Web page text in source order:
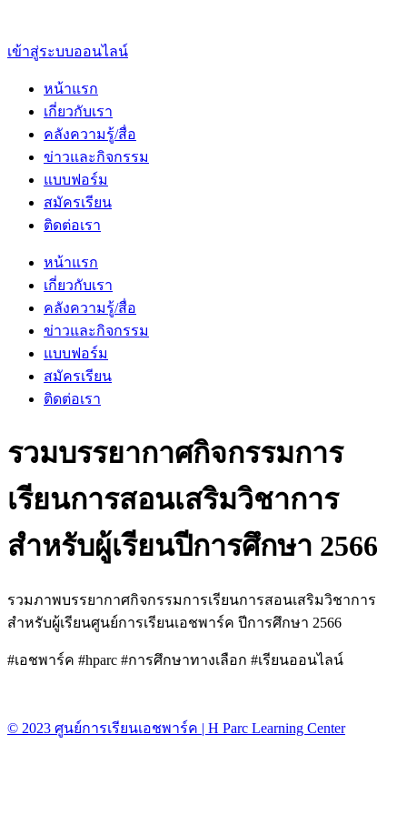
เข้าสู่ระบบออนไลน์
หน้าแรก
เกี่ยวกับเรา
คลังความรู้/สื่อ
ข่าวและกิจกรรม
แบบฟอร์ม
สมัครเรียน
ติดต่อเรา
หน้าแรก
เกี่ยวกับเรา
คลังความรู้/สื่อ
ข่าวและกิจกรรม
แบบฟอร์ม
สมัครเรียน
ติดต่อเรา
รวมบรรยากาศกิจกรรมการ
เรียนการสอนเสริมวิชาการ
สำหรับผู้เรียนปีการศึกษา 2566
รวมภาพบรรยากาศกิจกรรมการเรียนการสอนเสริมวิชาการ
สำหรับผู้เรียนศูนย์การเรียนเอชพาร์ค ปีการศึกษา 2566
#เอชพาร์ค #hparc #การศึกษาทางเลือก #เรียนออนไลน์
© 2023 ศูนย์การเรียนเอชพาร์ค | H Parc Learning Center